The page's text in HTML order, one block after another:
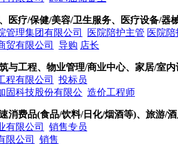
医疗/保健/美容/卫生服务、医疗设备/器
管理集团有限公司
医院陪护主管 医院
贸有限公司
导购 店长
与工程、物业管理/商业中心、家居/室
程有限公司
投标员
固科技股份有限公 造价工程师
消费品(食品/饮料/日化/烟酒等)、旅游/
有限公司
销售专员
限公司
销售